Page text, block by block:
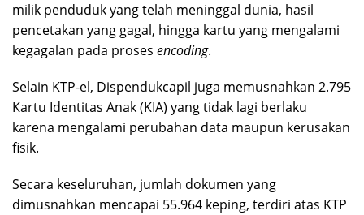
milik penduduk yang telah meninggal dunia, hasil
pencetakan yang gagal, hingga kartu yang mengalami
kegagalan pada proses encoding.
Selain KTP-el, Dispendukcapil juga memusnahkan 2.795
Kartu Identitas Anak (KIA) yang tidak lagi berlaku
karena mengalami perubahan data maupun kerusakan
fisik.
Secara keseluruhan, jumlah dokumen yang
dimusnahkan mencapai 55.964 keping, terdiri atas KTP